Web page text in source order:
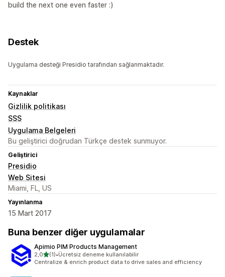
build the next one even faster :)
Destek
Uygulama desteği Presidio tarafından sağlanmaktadır.
Kaynaklar
Gizlilik politikası
SSS
Uygulama Belgeleri
Bu geliştirici doğrudan Türkçe destek sunmuyor.
Geliştirici
Presidio
Web Sitesi
Miami, FL, US
Yayınlanma
15 Mart 2017
Buna benzer diğer uygulamalar
Apimio PIM Products Management
2,05 yıldız üzerinden
(1)
toplam 1 değerlendirme
•Ücretsiz deneme kullanılabilir
Centralize & enrich product data to drive sales and efficiency